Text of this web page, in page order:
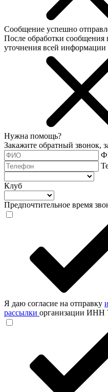
Сообщение успешно
После обработки
уточнения всей информации
Нужна помощь?
Закажите обратный звонок,
Клуб
Предпочтительное время
Я даю согласие на отправку
рассылки организации ИНН